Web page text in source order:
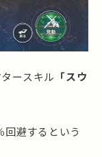
ースキル 「スウ
避するという